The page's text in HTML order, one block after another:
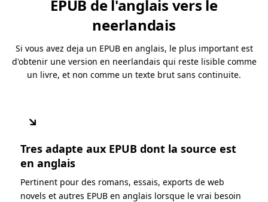
EPUB de l'anglais vers le
neerlandais
Si vous avez deja un EPUB en anglais, le plus important est
d'obtenir une version en neerlandais qui reste lisible comme
un livre, et non comme un texte brut sans continuite.
↘
Tres adapte aux EPUB dont la source est
en anglais
Pertinent pour des romans, essais, exports de web
novels et autres EPUB en anglais lorsque le vrai besoin